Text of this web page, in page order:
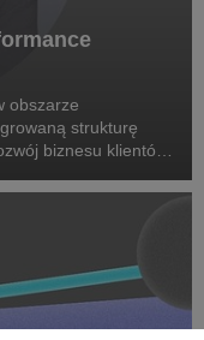
obszarze
strukturę
biznesu klientów
Bińczyk jako H...